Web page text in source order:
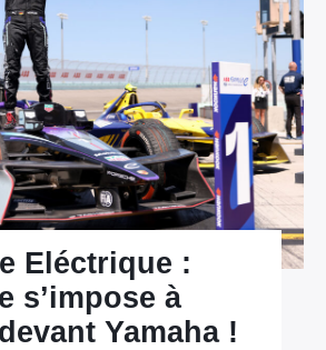
Eléctrique :
s’impose à
Yamaha !